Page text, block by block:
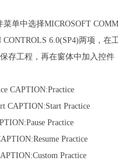
中选择MICROSOFT
CONTROLS 6.0(SP4)两项，
存工程，再在窗体中加入控件
CAPTION:Practice
CAPTION:Start Practice
Practice
Practice
Practice